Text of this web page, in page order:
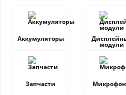
Аккумуляторы
модули
Запчасти